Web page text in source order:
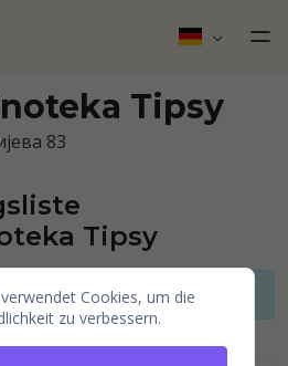
Tipsy
83
Tipsy
Veranstaltungen
Cookies, um die
zu verbessern.